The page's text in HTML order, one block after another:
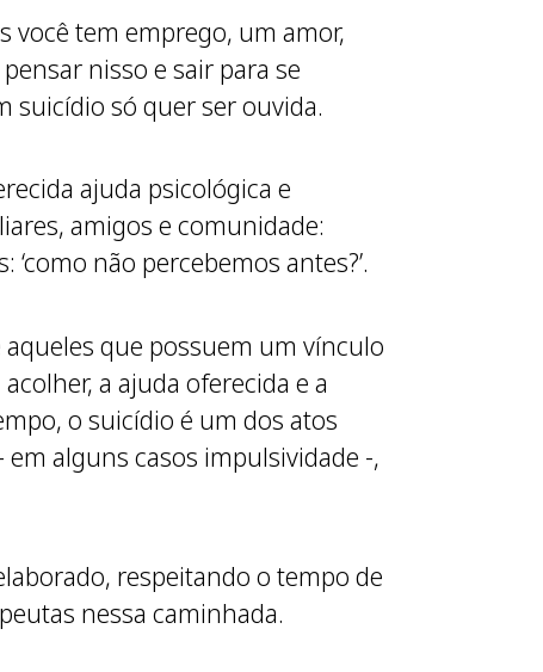
você tem emprego, um amor,
nisso e sair para se
suicídio só quer ser ouvida.
ajuda psicológica e
amigos e comunidade:
não percebemos antes?’.
que possuem um vínculo
a ajuda oferecida e a
o suicídio é um dos atos
alguns casos impulsividade -,
respeitando o tempo de
nessa caminhada.